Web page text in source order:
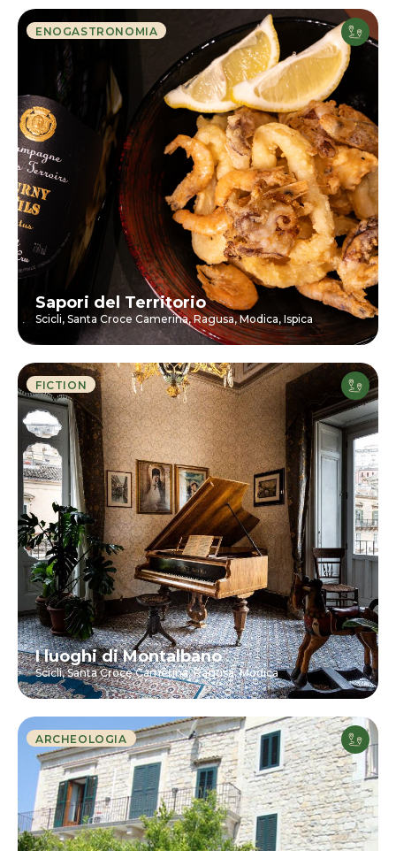
Sapori del Territorio
Scicli, Santa Croce Camerina,Ragusa,Modica, Ispica
ENOGASTRONOMIA
I luoghi di Montalbano
Scicli,Santa Croce Camerina,Ragusa,Modica
FICTION
ARCHEOLOGIA